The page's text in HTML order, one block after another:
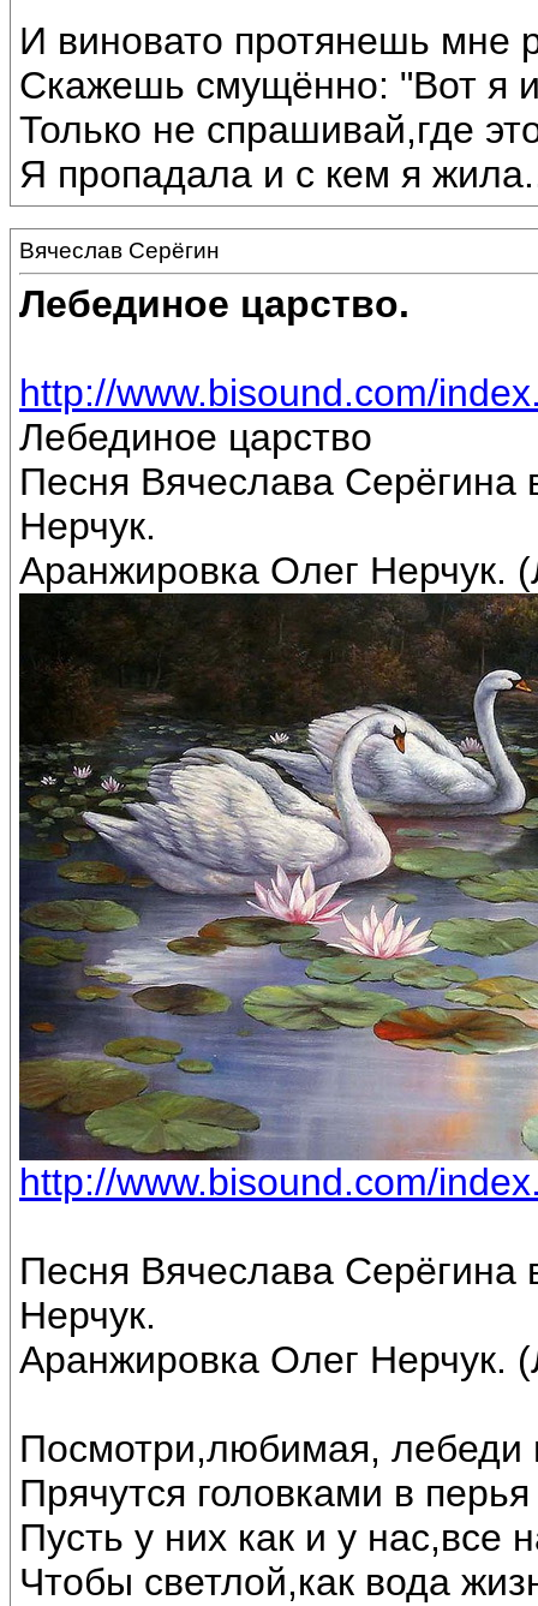
И виновато протянешь мне
Скажешь смущённо: "Вот я
Только не спрашивай,где
Я пропадала и с кем я
Вячеслав Серёгин
Лебединое царство.
http://www.bisound.com/
Лебединое царство
Песня Вячеслава
Нерчук.
Аранжировка Олег Нерчук.
http://www.bisound.com/
Песня Вячеслава
Нерчук.
Аранжировка Олег Нерчук.
Посмотри,любимая, лебеди
Прячутся головками в
Пусть у них как и у нас,все
Чтобы светлой,как вода